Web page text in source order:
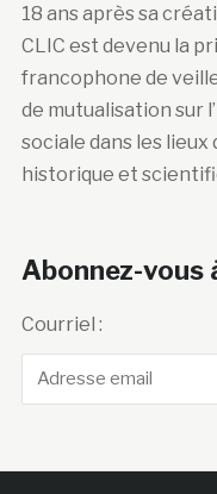
18 ans après sa
CLIC est devenu la
francophone de
de mutualisation sur
sociale dans les
historique et
Abonnez-vous
Courriel :